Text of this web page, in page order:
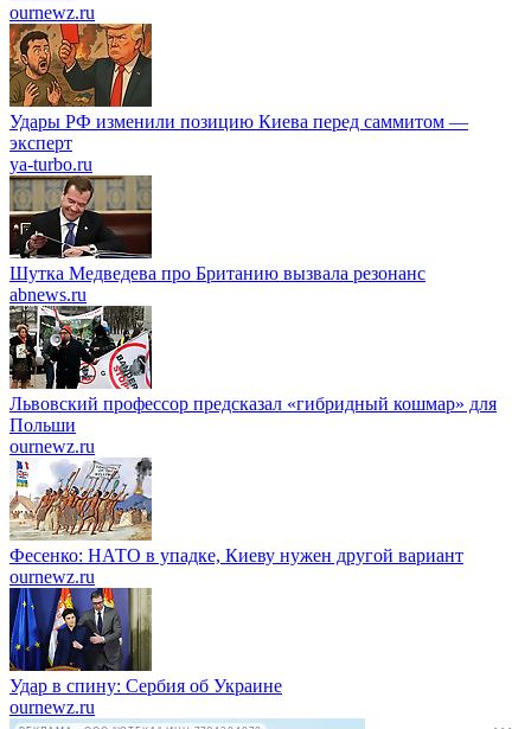
ournewz.ru
Удары РФ изменили позицию Киева перед саммитом —
эксперт
ya-turbo.ru
Шутка Медведева про Британию вызвала резонанс
abnews.ru
Львовский профессор предсказал «гибридный кошмар» для
Польши
ournewz.ru
Фесенко: НАТО в упадке, Киеву нужен другой вариант
ournewz.ru
Удар в спину: Сербия об Украине
ournewz.ru